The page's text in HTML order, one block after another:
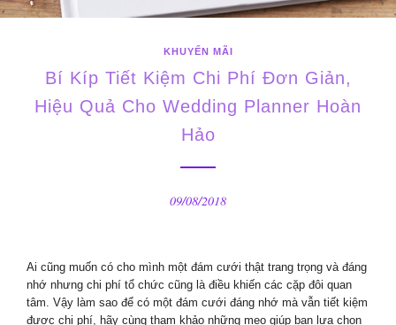
KHUYẾN MÃI
Bí Kíp Tiết Kiệm Chi Phí Đơn Giản,
Hiệu Quả Cho Wedding Planner Hoàn
Hảo
09/08/2018
Ai cũng muốn có cho mình một đám cưới thật trang trọng và đáng
nhớ nhưng chi phí tổ chức cũng là điều khiến các cặp đôi quan
tâm. Vậy làm sao để có một đám cưới đáng nhớ mà vẫn tiết kiệm
được chi phí, hãy cùng tham khảo những mẹo giúp bạn lựa chọn